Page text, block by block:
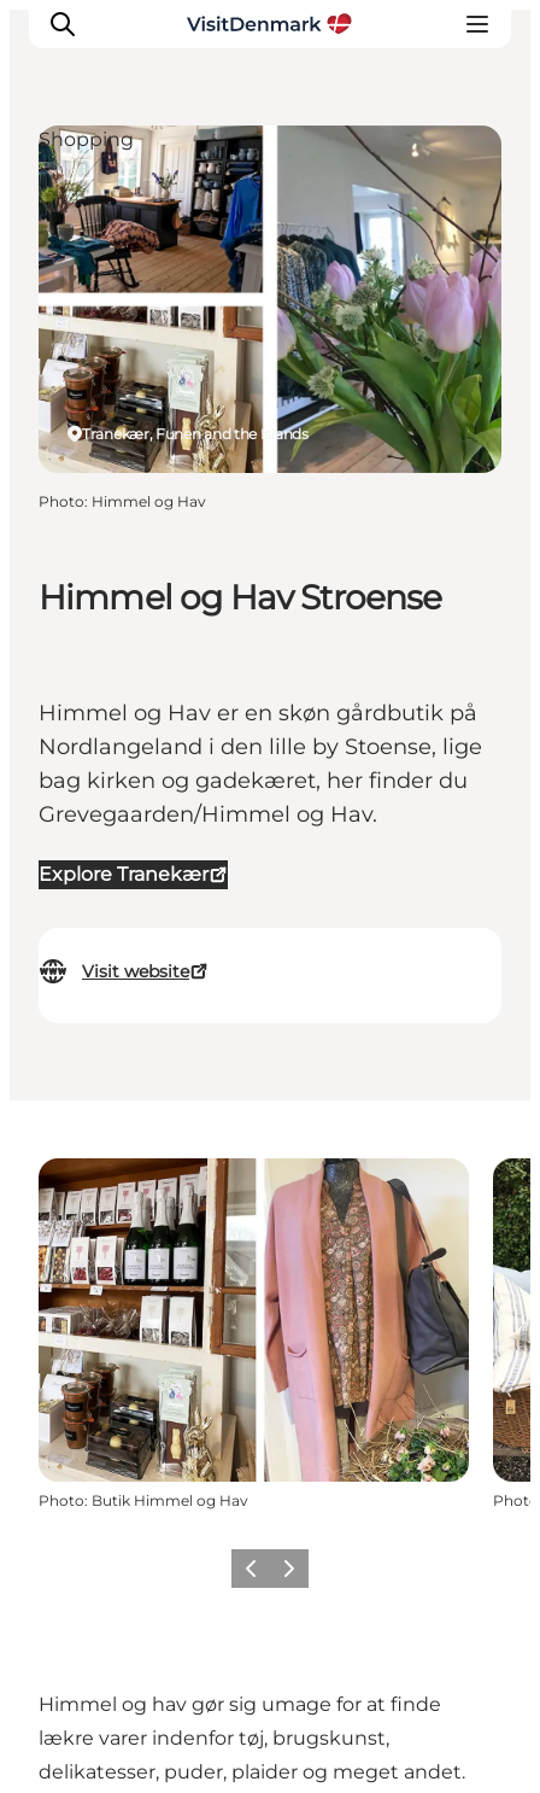
Inspiration
Destinations
Things to do
Accommodation
Plan your trip
Events
Himmel og Hav Stroense
Himmel og Hav er en skøn gårdbutik på
Nordlangeland i den lille by Stoense, lige
bag kirken og gadekæret, her finder du
Grevegaarden/Himmel og Hav.
Explore Tranekær
Visit website
Tranekær, Funen and the Islands
Shopping
Photo: Himmel og Hav
Photo: Butik Himmel og Hav Photo
Previous
Next
Himmel og hav gør sig umage for at finde
lækre varer indenfor tøj, brugskunst,
delikatesser, puder, plaider og meget andet.